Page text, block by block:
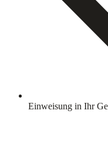
Einweisung in Ihr